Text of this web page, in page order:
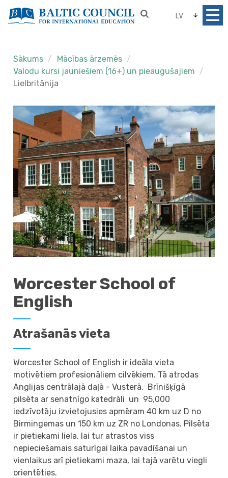
LV
Sākums
Mācības ārzemēs
Valodu kursi jauniešiem (16+) un pieaugušajiem
Lielbritānija
Worcester School of
English
Atrašanās vieta
Worcester School of English ir ideāla vieta
motivētiem profesionāliem cilvēkiem. Tā atrodas
Anglijas centrālajā daļā - Vusterā. Brīnišķīgā
pilsēta ar senatnīgo katedrāli un 95,000
iedzīvotāju izvietojusies apmēram 40 km uz D no
Birmingemas un 150 km uz ZR no Londonas. Pilsēta
ir pietiekami liela, lai tur atrastos viss
nepieciešamais saturīgai laika pavadīšanai un
vienlaikus arī pietiekami maza, lai tajā varētu viegli
orientēties.